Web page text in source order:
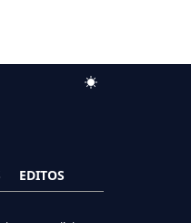
EDITOS